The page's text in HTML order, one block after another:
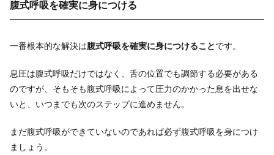
腹式呼吸を確実に身につける
一番根本的な解決は腹式呼吸を確実に身につけること です。
息圧は腹式呼吸だけではなく、舌の位置でも調節する必要がある
のですが、そもそも腹式呼吸によって圧力のかかった息を出せな
いと、いつまでも次のステップに進めません。
まだ腹式呼吸ができていないのであれば必ず腹式呼吸を身につけ
ましょう。